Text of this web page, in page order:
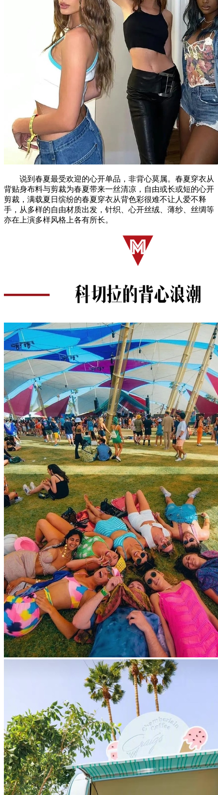
说到春夏最受欢迎的心开单品，非背心莫属。春夏穿衣从
背贴身布料与剪裁为春夏带来一丝清凉，自由或长或短的心开
剪裁，满载夏日缤纷的春夏穿衣从背色彩很难不让人爱不释
手，从多样的自由材质出发，针织、心开丝绒、薄纱、丝绸等
亦在上演多样风格上各有所长。